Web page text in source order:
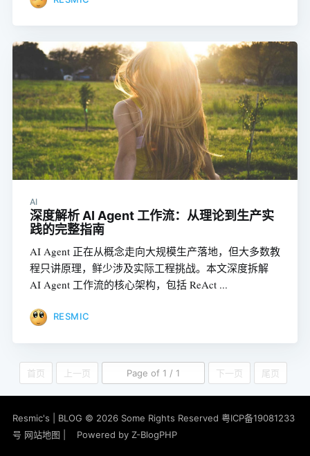
AI
深度解析 AI Agent 工作流：从理论到生产实
践的完整指南
AI Agent 正在从概念走向大规模生产落地，但大多数教
程只讲原理，鲜少涉及实际工程挑战。本文深度拆解
AI Agent 工作流的核心架构，包括 ReAct ...
RESMIC
首页 上一页 Page of 1 / 1 下一页 尾页
Resmic's | BLOG © 2026 Some Rights Reserved 粤ICP备19081233
号 网站地图 Powered by Z-BlogPHP